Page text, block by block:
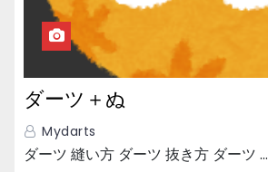
ダーツ＋ぬ
Mydarts
ダーツ 縫い方 ダーツ 抜き方 ダーツ …